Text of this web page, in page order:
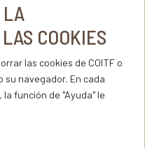
LA
COOKIES
las cookies de COITF o
navegador. En cada
función de "Ayuda" le